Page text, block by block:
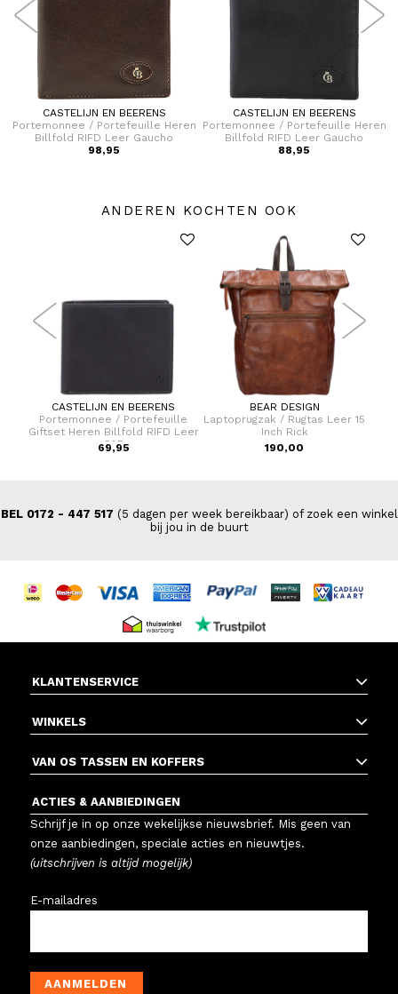
CASTELIJN EN BEERENS
Portemonnee / Portefeuille Heren
Billfold RIFD Leer Gaucho
98,95
CASTELIJN EN BEERENS
Portemonnee / Portefeuille Heren
Billfold RIFD Leer Gaucho
88,95
ANDEREN KOCHTEN OOK
CASTELIJN EN BEERENS
Portemonnee / Portefeuille
Giftset Heren Billfold RIFD Leer
C&B
69,95
BEAR DESIGN
Laptoprugzak / Rugtas Leer 15
Inch Rick
190,00
BEL 0172 - 447 517 (5 dagen per week bereikbaar) of zoek een winkel
bij jou in de buurt
KLANTENSERVICE
WINKELS
VAN OS TASSEN EN KOFFERS
ACTIES & AANBIEDINGEN
Schrijf je in op onze wekelijkse nieuwsbrief. Mis geen van
onze aanbiedingen, speciale acties en nieuwtjes.
(uitschrijven is altijd mogelijk)
E-mailadres
AANMELDEN